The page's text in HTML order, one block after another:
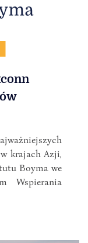
krajach Azji,
Boyma we
Wspierania